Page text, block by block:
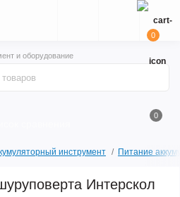
и оборудование
0
0
инструмент Питание
Интерскол